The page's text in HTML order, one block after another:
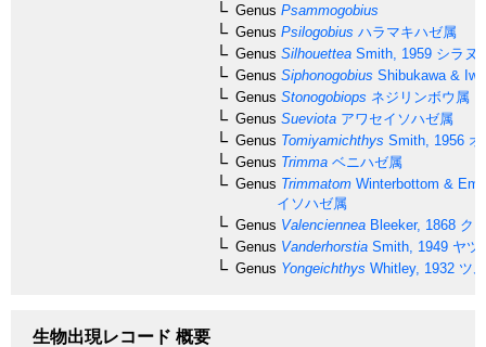
Genus Psammogobius
Genus Psilogobius ハラマキハゼ属
Genus Silhouettea Smith, 1959 シラヌ
Genus Siphonogobius Shibukawa &
Genus Stonogobiops ネジリンボウ属
Genus Sueviota アワセイソハゼ属
Genus Tomiyamichthys Smith, 1956
Genus Trimma ベニハゼ属
Genus Trimmatom Winterbottom &
イソハゼ属
Genus Valenciennea Bleeker, 1868 ク
Genus Vanderhorstia Smith, 1949 ヤツ
Genus Yongeichthys Whitley, 1932 ツ
生物出現レコード 概要